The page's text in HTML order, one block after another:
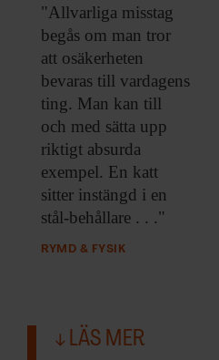
ARKIV & E-TIDNING
LYSSNA/PODD
EVENEMANG & RESOR
SHOP
KONTAKTA F&F
SKRIV I F&F
ANNONSERA I F&F
"Allvarliga misstag
begås om man tror
att osäkerheten
bevaras till vardagens
ting. Man kan till
och med sätta upp
riktigt absurda
exempel. En katt
sitter instängd i en
stål-behållare . . ."
RYMD & FYSIK
LÄS MER